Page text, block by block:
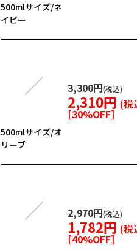
500mlサイズ/ネ
イビー
500mlサイズ/オ
リーブ
3,300円
2,310円
[30%OFF]
2,970円
1,782円
[40%OFF]